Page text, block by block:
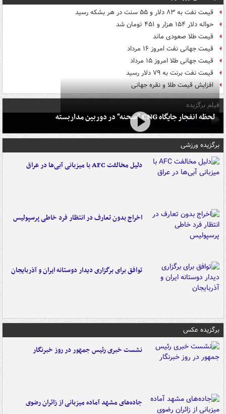
قیمت نفت به ۸۳ دلار و ۵۵ سنت در هر بشکه رسید
حواله دلار ۱۵۴ هزار و ۴۵۱ تومان شد
قیمت طلا صعودی ماند
قیمت جهانی نفت امروز ۱۶ مرداد
قیمت جهانی طلا امروز ۱۵ مرداد
قیمت نفت برنت به ۷۹ دلار رسید
افزایش قیمت طلا و نقره جهانی
فیلم برگزیده
لحظه انفجار جایگاه CNG "صحنه" در دوربین مداربسته
برگزیده ورزشی
دلیل مخالفت AFC با میزبانی آبی‌ها در عراق
اخراج بدون تعارف در انتظار فرد خاطی پرسپولیس
توافق برای برگزاری دیدار دوستانه ایران و آذربایجان
برگزیده عکس
نشست خبری رئیس جمهور در روز خبرنگار
جاده‌های مشهد آماده میزبانی از زائران رضوی